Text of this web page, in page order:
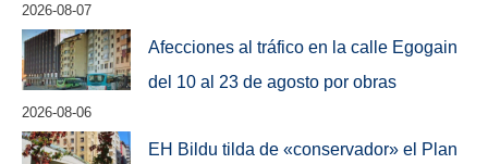
2026-08-07
Afecciones al tráfico en la calle Egogain
del 10 al 23 de agosto por obras
2026-08-06
EH Bildu tilda de «conservador» el Plan